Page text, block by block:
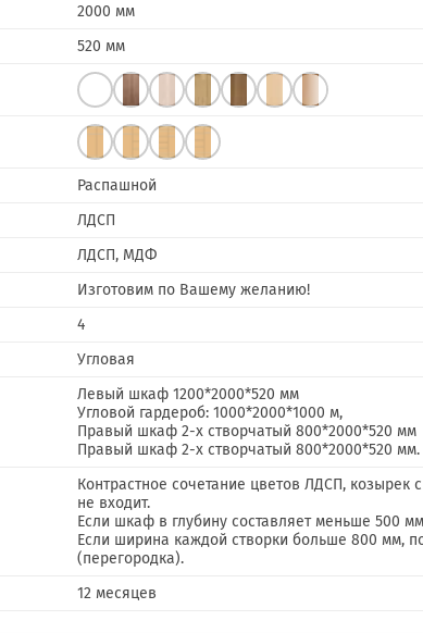
2000 мм
520 мм
Распашной
ЛДСП
ЛДСП, МДФ
Изготовим по Вашему желанию!
4
Угловая
Левый шкаф 1200*2000*520 мм
Угловой гардероб: 1000*2000*1000 м,
Правый шкаф 2-х створчатый 800*2000*520 мм
Правый шкаф 2-х створчатый 800*2000*520 мм.
Контрастное сочетание цветов ЛДСП, козырек
не входит.
Если шкаф в глубину составляет меньше 500
Если ширина каждой створки больше 800 мм,
(перегородка).
12 месяцев